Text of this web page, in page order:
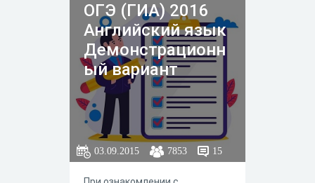
ОГЭ (ГИА) 2016
Английский язык
Демонстрационн
ый вариант
03.09.2015 7853 15